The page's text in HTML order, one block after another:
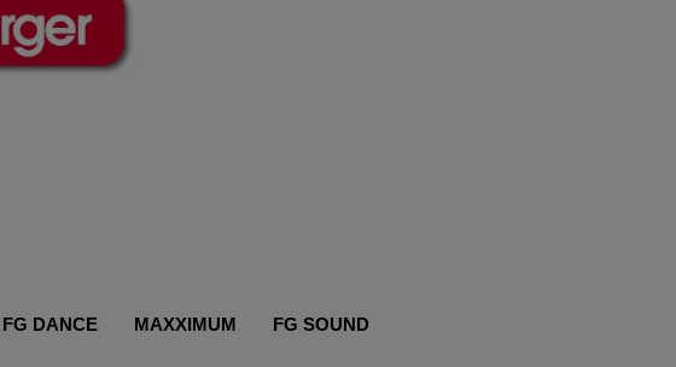
FG DANCE MAXXIMUM FG SOUND